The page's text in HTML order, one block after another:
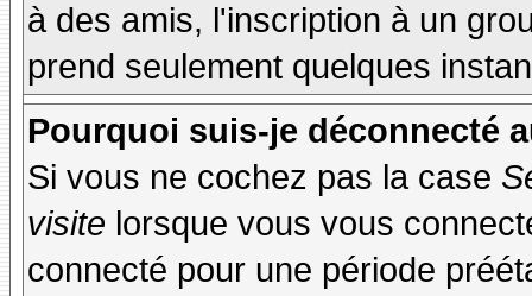
à des amis, l'inscription à un
prend seulement quelques
Pourquoi suis-je déconnecté
Si vous ne cochez pas la case
visite lorsque vous vous
connecté pour une période